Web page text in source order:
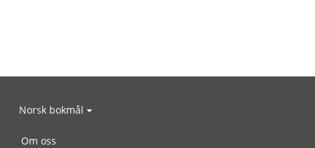
Norsk bokmål
Om oss